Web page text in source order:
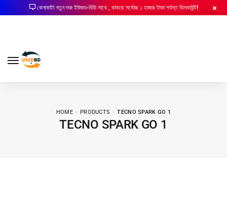
কেনাকাটা নতুন শুরু ইউজড-বিডি সাথে , থাকছে সর্বোচ্চ ১ হাজার টাকা পর্যন্ত ডিসকাউন্ট!
HOME PRODUCTS TECNO SPARK GO 1
TECNO SPARK GO 1